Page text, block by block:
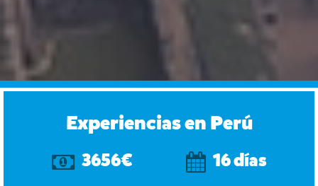
Experiencias en Perú
3656€ 16 días